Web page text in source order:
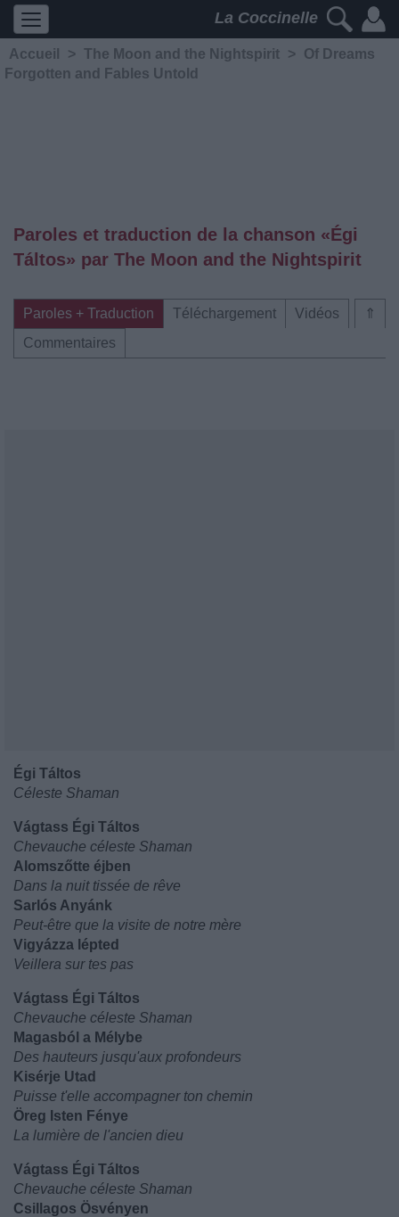
La Coccinelle
Accueil > The Moon and the Nightspirit >
Of Dreams
Forgotten and Fables Untold
Paroles et traduction de la chanson «Égi
Táltos» par The Moon and the Nightspirit
⇑
Paroles + Traduction Téléchargement
Vidéos
Commentaires
Égi Táltos
Céleste Shaman
Vágtass Égi Táltos
Chevauche céleste Shaman
Alomszőtte éjben
Dans la nuit tissée de rêve
Sarlós Anyánk
Peut-être que la visite de notre mère
Vigyázza lépted
Veillera sur tes pas
Vágtass Égi Táltos
Chevauche céleste Shaman
Magasból a Mélybe
Des hauteurs jusqu'aux profondeurs
Kisérje Utad
Puisse t'elle accompagner ton chemin
Öreg Isten Fénye
La lumière de l'ancien dieu
Vágtass Égi Táltos
Chevauche céleste Shaman
Csillagos Ösvényen